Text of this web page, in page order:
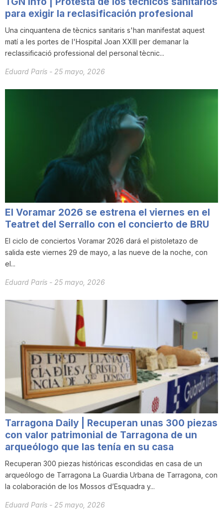
para exigir la reclasificación profesional
Una cinquantena de tècnics sanitaris s'han manifestat aquest
matí a les portes de l'Hospital Joan XXIII per demanar la
reclassificació professional del personal tècnic...
Eduard París - 25 mayo, 2026
El Voramar 2026 se estrena el viernes en el
Teatret del Serrallo con el concierto de BRU
El ciclo de conciertos Voramar 2026 dará el pistoletazo de
salida este viernes 29 de mayo, a las nueve de la noche, con
el...
Eduard París - 25 mayo, 2026
Tarragona Daily | Recuperan unas 300 piezas
con valor patrimonial de Tarragona de un
arqueólogo que las tenía en su casa
Recuperan 300 piezas históricas escondidas en casa de un
arqueólogo de Tarragona La Guardia Urbana de Tarragona, con
la colaboración de los Mossos d’Esquadra y...
Eduard París - 25 mayo, 2026